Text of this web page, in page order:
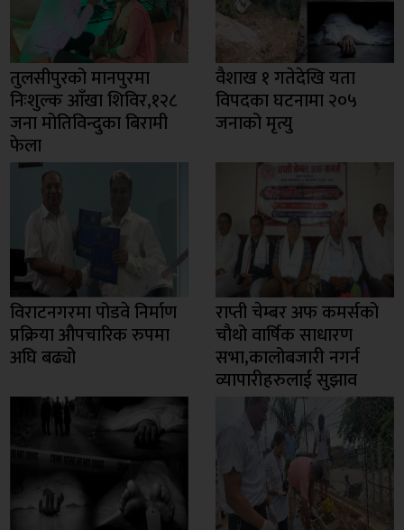
तुलसीपुरको मानपुरमा
निःशुल्क आँखा शिविर,१२८
जना मोतिविन्दुका बिरामी
फेला
वैशाख १ गतेदेखि यता
विपदका घटनामा २०५
जनाको मृत्यु
विराटनगरमा पोडवे निर्माण
प्रक्रिया औपचारिक रुपमा
अघि बढ्यो
राप्ती चेम्बर अफ कमर्सको
चाैथो वार्षिक साधारण
सभा,कालोबजारी नगर्न
व्यापारीहरुलाई सुझाव